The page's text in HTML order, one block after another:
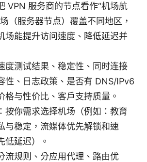
VPN 服务商的节点看作“机场航
（服务器节点）覆盖不同地区，
场能提升访问速度、降低延迟并
度测试结果、稳定性、同时连接
性、日志政策、是否有 DNS/IPv6
格与性价比、客户支持质量。
按你需求选择机场（例如：教育
与稳定，流媒体优先解锁和速
低延迟）。
流规则、分应用代理、路由优